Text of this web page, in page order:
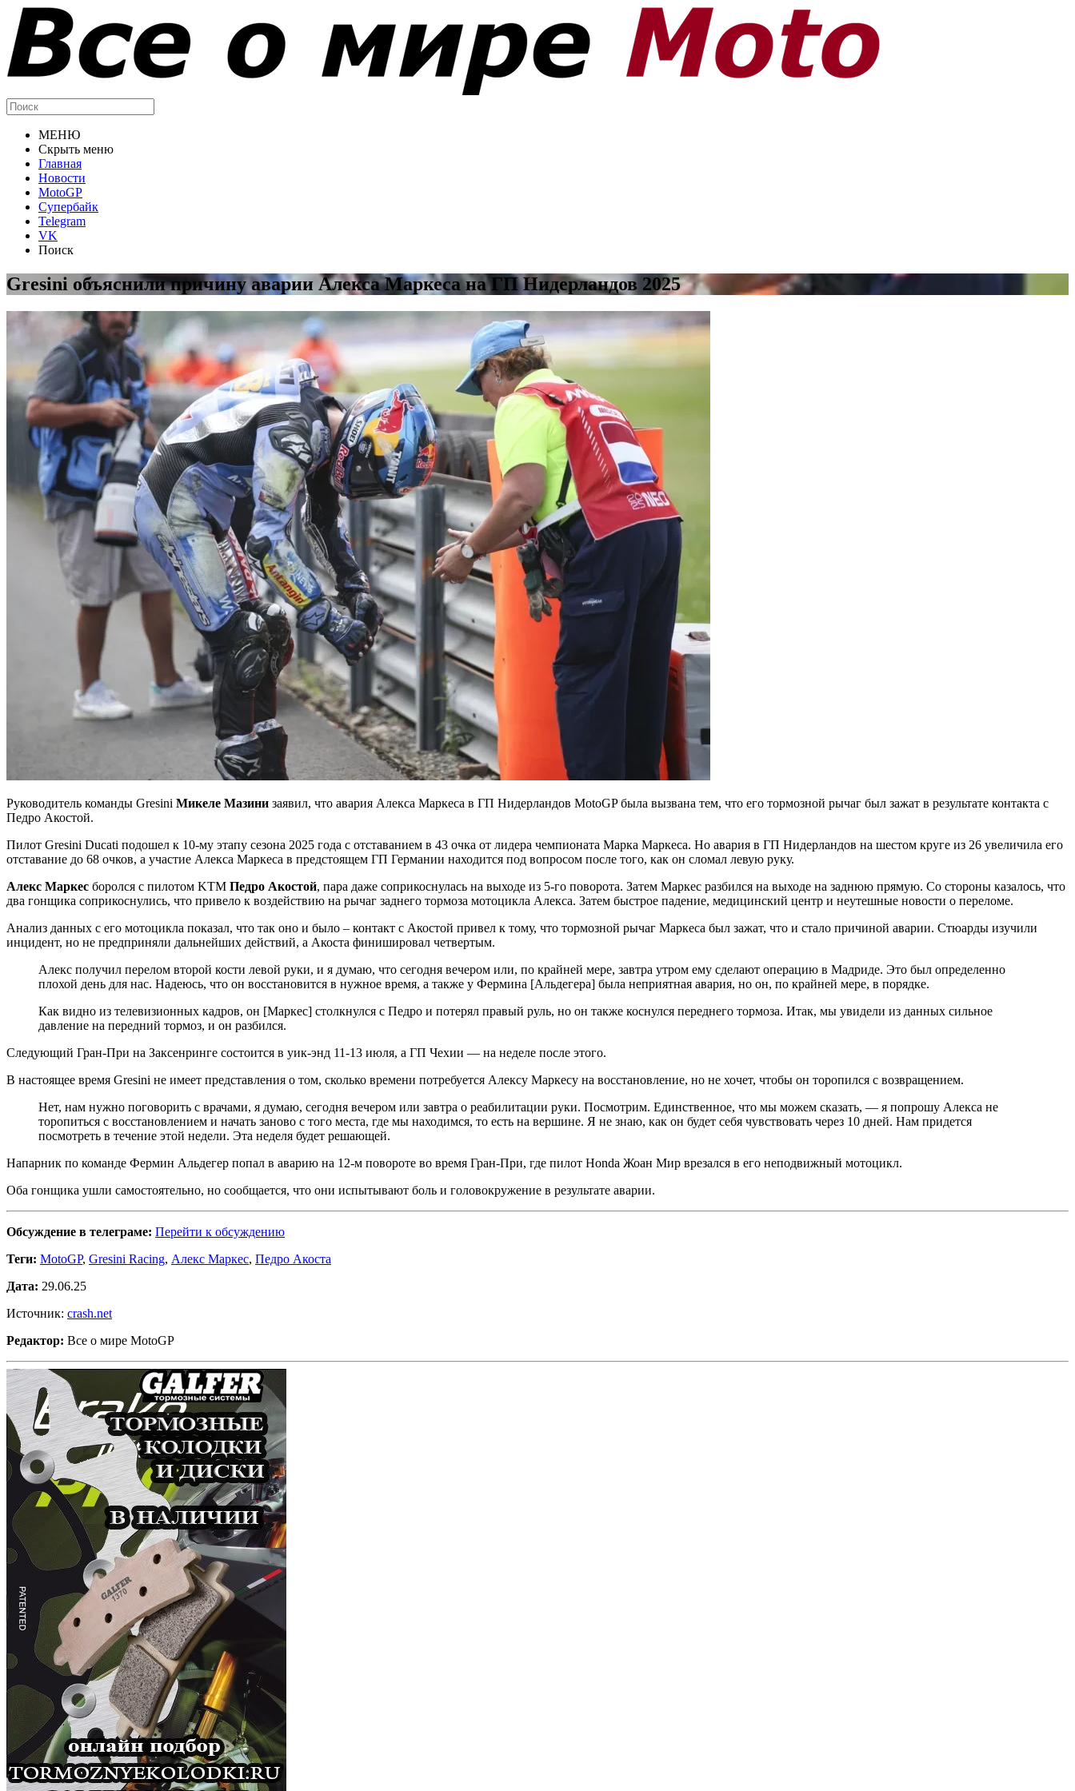
МЕНЮ
Скрыть меню
Главная
Новости
MotoGP
Супербайк
Telegram
VK
Поиск
Gresini объяснили причину аварии Алекса Маркеса на ГП Нидерландов 2025
Руководитель команды Gresini Микеле Мазини заявил, что авария Алекса Маркеса в ГП Нидерландов MotoGP была вызвана тем, что его тормозной рычаг был зажат в результате контакта с
Педро Акостой.
Пилот Gresini Ducati подошел к 10-му этапу сезона 2025 года с отставанием в 43 очка от лидера чемпионата Марка Маркеса. Но авария в ГП Нидерландов на шестом круге из 26 увеличила его
отставание до 68 очков, а участие Алекса Маркеса в предстоящем ГП Германии находится под вопросом после того, как он сломал левую руку.
Алекс Маркес боролся с пилотом KTM Педро Акостой, пара даже соприкоснулась на выходе из 5-го поворота. Затем Маркес разбился на выходе на заднюю прямую. Со стороны казалось, что
два гонщика соприкоснулись, что привело к воздействию на рычаг заднего тормоза мотоцикла Алекса. Затем быстрое падение, медицинский центр и неутешные новости о переломе.
Анализ данных с его мотоцикла показал, что так оно и было – контакт с Акостой привел к тому, что тормозной рычаг Маркеса был зажат, что и стало причиной аварии. Стюарды изучили
инцидент, но не предприняли дальнейших действий, а Акоста финишировал четвертым.
Алекс получил перелом второй кости левой руки, и я думаю, что сегодня вечером или, по крайней мере, завтра утром ему сделают операцию в Мадриде. Это был определенно
плохой день для нас. Надеюсь, что он восстановится в нужное время, а также у Фермина [Альдегера] была неприятная авария, но он, по крайней мере, в порядке.
Как видно из телевизионных кадров, он [Маркес] столкнулся с Педро и потерял правый руль, но он также коснулся переднего тормоза. Итак, мы увидели из данных сильное
давление на передний тормоз, и он разбился.
Следующий Гран-При на Заксенринге состоится в уик-энд 11-13 июля, а ГП Чехии — на неделе после этого.
В настоящее время Gresini не имеет представления о том, сколько времени потребуется Алексу Маркесу на восстановление, но не хочет, чтобы он торопился с возвращением.
Нет, нам нужно поговорить с врачами, я думаю, сегодня вечером или завтра о реабилитации руки. Посмотрим. Единственное, что мы можем сказать, — я попрошу Алекса не
торопиться с восстановлением и начать заново с того места, где мы находимся, то есть на вершине. Я не знаю, как он будет себя чувствовать через 10 дней. Нам придется
посмотреть в течение этой недели. Эта неделя будет решающей.
Напарник по команде Фермин Альдегер попал в аварию на 12-м повороте во время Гран-При, где пилот Honda Жоан Мир врезался в его неподвижный мотоцикл.
Оба гонщика ушли самостоятельно, но сообщается, что они испытывают боль и головокружение в результате аварии.
Обсуждение в телеграме: Перейти к обсуждению
Теги: MotoGP, Gresini Racing, Алекс Маркес, Педро Акоста
Дата: 29.06.25
Источник: crash.net
Редактор: Все о мире MotoGP